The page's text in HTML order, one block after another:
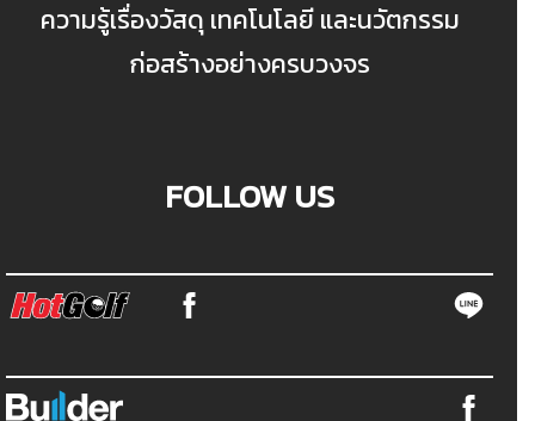
ความรู้เรื่องวัสดุ เทคโนโลยี และนวัตกรรม
ก่อสร้างอย่างครบวงจร
FOLLOW US